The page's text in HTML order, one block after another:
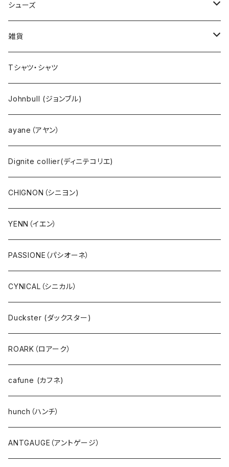
ROARK（ロアーク）
kelen（ケレン）
NANGA（ナンガ）
go slow caravan（ゴースローキャラバン）
AOZORA（あおぞら）
COBMASTER（コブマスター）
Ｔシャツ・シャツ（長袖）
Ｔシャツ・シャツ（5・7分袖）
Ｔシャツ・シャツ（半袖）
プルオーバー
パーカ・フード
サーマル・ワッフル
カーディガン
ニット
アウター・ダウン・コート
Johnbull (ジョンブル)
ayane（アヤン）
Dignite collier（ディニテ コリエ）
CHIGNON（シニヨン）
YENN（イエン）
PASSIONE（パシオーネ）
cafune (カフネ)
RILATO（リラート）
MONiLE（モニーレ）
ANTGAUGE（アントゲージ）
C.C.CROSS（シーシークロス）
ROSIEE（ロージー）
go slow caravan（ゴースローキャラバン）
NANGA（ナンガ）
CYNICAL（シニカル）
シューズ
ASFVLT（アスファルト）
EMU(エミュー )
bueno (ブエノ)
PUPE（プーペ）
NANGA（ナンガ）
雑貨
バッグ
エプロン
帽子
サングラス
Tシャツ・シャツ
Johnbull (ジョンブル)
ayane（アヤン）
Dignite collier(ディニテコリエ)
CHIGNON（シニヨン)
YENN（イエン）
PASSIONE（パシオーネ）
CYNICAL（シニカル）
Duckster (ダックスター)
ROARK（ロアーク）
cafune (カフネ)
hunch（ハンチ）
ANTGAUGE（アントゲージ）